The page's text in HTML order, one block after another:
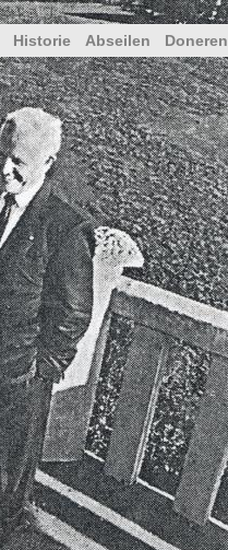
Historie Abseilen Doneren